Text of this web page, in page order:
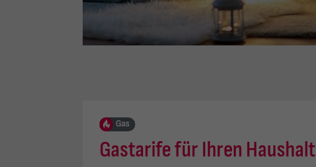
Gas
Gastarife für Ihren Haushalt